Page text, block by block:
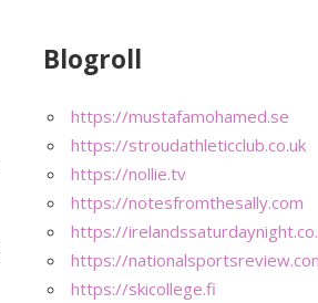
Blogroll
https://mustafamohamed.se
https://stroudathleticclub.co.uk
https://nollie.tv
https://notesfromthesally.com
https://
https://
https://skicollege.fi